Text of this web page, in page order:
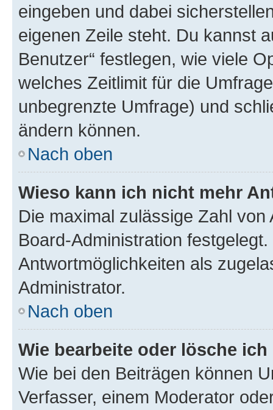
eingeben und dabei
eigenen Zeile steht. Du kannst
Benutzer“ festlegen, wie viele
welches Zeitlimit für die
unbegrenzte Umfrage) und
ändern können.
Nach oben
Wieso kann ich nicht mehr
Die maximal zulässige Zahl
Board-Administration
Antwortmöglichkeiten als
Administrator.
Nach oben
Wie bearbeite oder lösche
Wie bei den Beiträgen können
Verfasser, einem Moderator